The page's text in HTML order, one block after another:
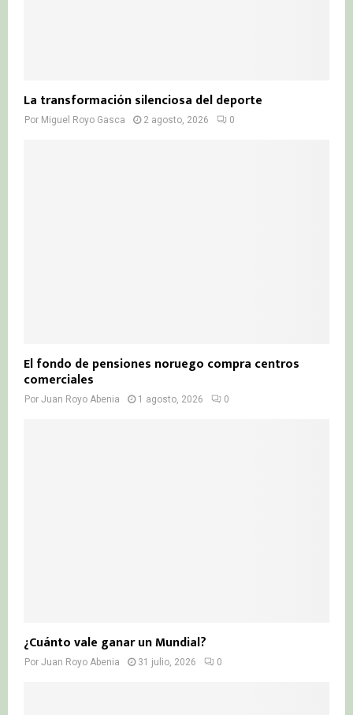
La transformación silenciosa del deporte
Por Miguel Royo Gasca 2 agosto, 2026 0
El fondo de pensiones noruego compra centros
comerciales
Por Juan Royo Abenia 1 agosto, 2026 0
¿Cuánto vale ganar un Mundial?
Por Juan Royo Abenia 31 julio, 2026 0